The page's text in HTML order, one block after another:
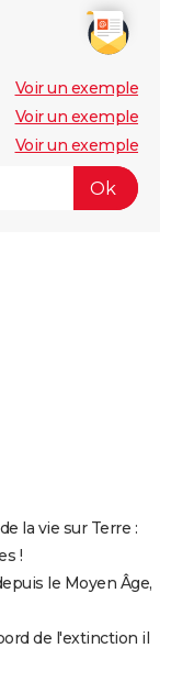
Voir un exemple
Voir un exemple
Voir un exemple
la vie sur Terre :
!
le Moyen Âge,
de l'extinction il